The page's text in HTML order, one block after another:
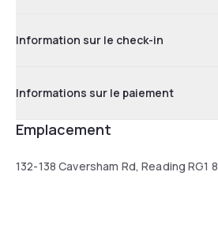
Information sur le check-in
Informations sur le paiement
Emplacement
132-138 Caversham Rd, Reading RG1